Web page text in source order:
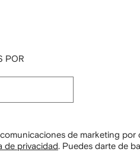
POR
de marketing
de privacidad. Puedes darte de